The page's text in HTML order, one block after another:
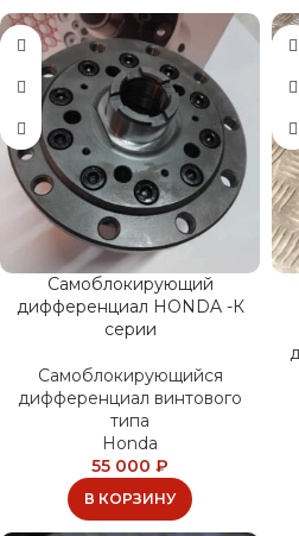
Самоблокирующий
дифференциал HONDA -К
серии
Самоблокирующийся
дифференциал винтового
типа
Honda
55 000 ₽
В КОРЗИНУ